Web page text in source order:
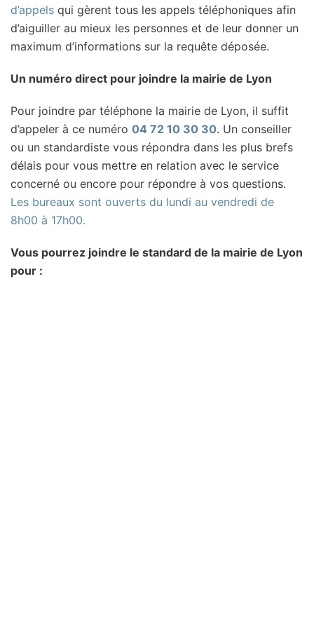
d’appels qui gèrent tous les appels téléphoniques afin
d’aiguiller au mieux les personnes et de leur donner un
maximum d’informations sur la requête déposée.
Un numéro direct pour joindre la mairie de Lyon
Pour joindre par téléphone la mairie de Lyon, il suffit
d’appeler à ce numéro 04 72 10 30 30. Un conseiller
ou un standardiste vous répondra dans les plus brefs
délais pour vous mettre en relation avec le service
concerné ou encore pour répondre à vos questions.
Les bureaux sont ouverts du lundi au vendredi de
8h00 à 17h00.
Vous pourrez joindre le standard de la mairie de Lyon
pour :